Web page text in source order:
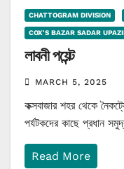
CHATTOGRAM DIVISION
COX'S BAZAR SADAR
লাবনী পয়েন্ট
MARCH 5, 2025
কক্সবাজার শহর থেকে
পর্যটকদের কাছে প্রধান
Read More